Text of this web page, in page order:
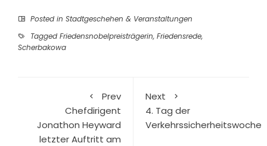
Posted in Stadtgeschehen & Veranstaltungen
Tagged Friedensnobelpreisträgerin, Friedensrede,
Scherbakowa
Prev
Chefdirigent
Jonathon Heyward
letzter Auftritt am
Next
4. Tag der
Verkehrssicherheitswoche